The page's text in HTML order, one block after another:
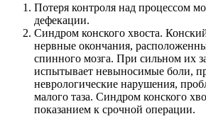
Потеря контроля над процессом
дефекации.
Синдром конского хвоста.
нервные окончания,
спинного мозга. При сильном их
испытывает невыносимые боли,
неврологические нарушения,
малого таза. Синдром конского
показанием к срочной операции.